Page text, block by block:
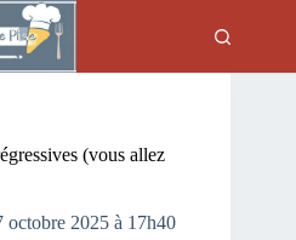
(vous allez
octobre 2025 à 17h40